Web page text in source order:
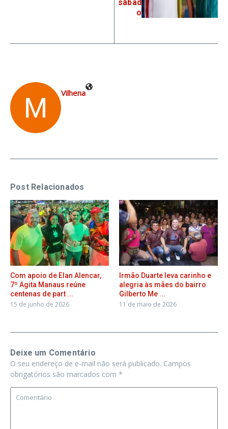
sábad
o
Vilhena
Post Relacionados
Com apoio de Elan Alencar,
7º Agita Manaus reúne
centenas de part ...
15 de junho de 2026
Irmão Duarte leva carinho e
alegria às mães do bairro
Gilberto Me ...
11 de maio de 2026
Deixe um Comentário
O seu endereço de e-mail não será publicado. Campos
obrigatórios são marcados com *